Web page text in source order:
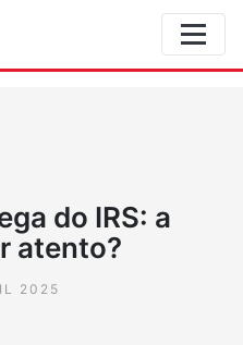
do IRS: a
atento?
2025